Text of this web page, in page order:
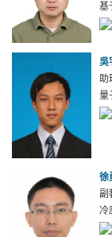
基
吳
助
量
徐
副
冷